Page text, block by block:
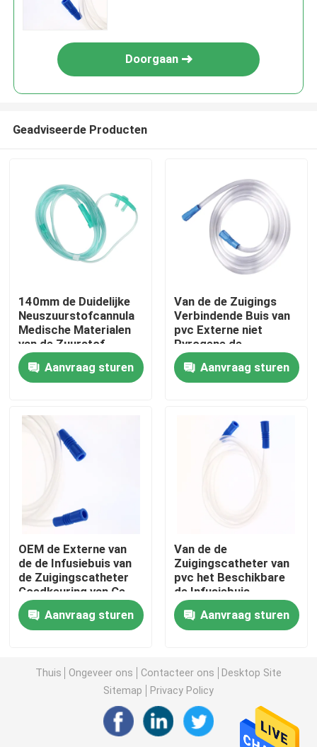
Thuis
Producten
Over ons
Kwaliteitscontrole
Contacteer ons
Vraag een offerte aan
Medische Rubberkurk
Rubberspuitduiker
Doorgaan
Geadviseerde Producten
140mm de Duidelijke
Neuszuurstofcannula
Medische Materialen
van de Zuurstof
Neusbuis
Aanvraag sturen
Van de de Zuigings
Verbindende Buis van
pvc Externe niet
Pyrogene de
Infusiebuis
Aanvraag sturen
OEM de Externe van
de de Infusiebuis van
de Zuigingscatheter
Goedkeuring van Ce
ISO13485
Aanvraag sturen
Van de de
Zuigingscatheter van
pvc het Beschikbare
de Infusiebuis
Transparante Anti
VouwenAanvraag sturen
Thuis Ongeveer ons Contacteer ons
Desktop Site
Sitemap
Privacy Policy